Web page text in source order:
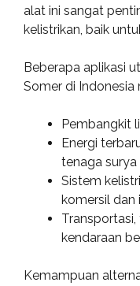
alat ini sangat
kelistrikan, baik
Beberapa aplikasi
Somer di Indonesia
Pembangkit
Energi
tenaga surya
Sistem
komersil dan
kendaraan
Kemampuan